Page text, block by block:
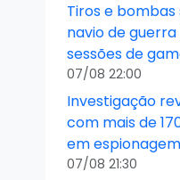
Tiros e
navio de guerra
sessões de
07/08 22:00
Investigação
com mais de
em
07/08 21:30